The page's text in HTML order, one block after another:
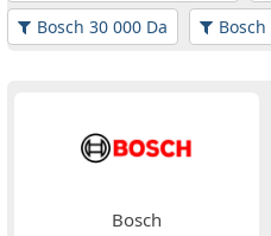
Bosch 30 000 Da
Bosch
Bosch